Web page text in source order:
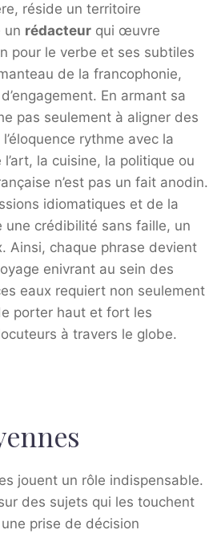
réside un territoire
un rédacteur qui œuvre
pour le verbe et ses subtiles
de la francophonie,
En armant sa
pas seulement à aligner des
rythme avec la
la cuisine, la politique ou
n’est pas un fait anodin.
idiomatiques et de la
une crédibilité sans faille, un
Ainsi, chaque phrase devient
enivrant au sein des
eaux requiert non seulement
porter haut et fort les
à travers le globe.
jouent un rôle indispensable.
des sujets qui les touchent
prise de décision